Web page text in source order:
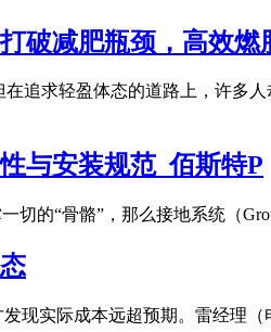
破减肥瓶颈，高效燃
追求轻盈体态的道路上，许多
与安装规范_佰斯特P
的“骨骼”，那么接地系统（
实际成本远超预期。雷经理（